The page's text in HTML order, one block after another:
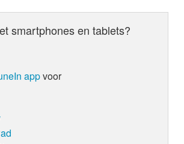
smartphones en tablets?
appvoor